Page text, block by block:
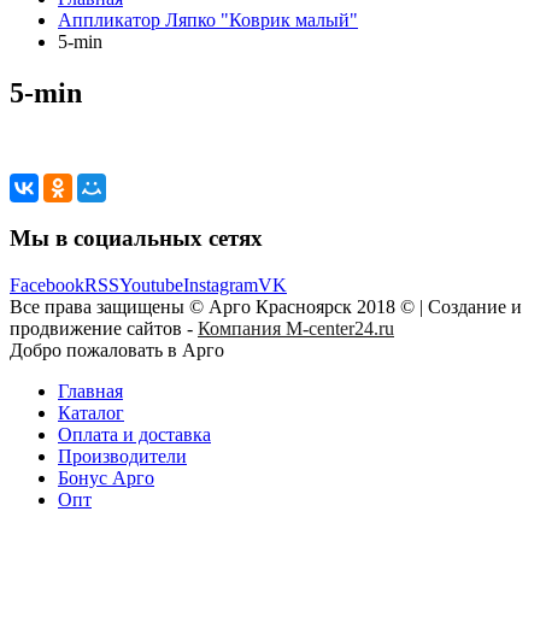
Аппликатор Ляпко "Коврик малый"
5-min
5-min
Мы в социальных сетях
FacebookRSSYoutubeInstagramVK
Все права защищены © Арго Красноярск 2018 © | Создание и
продвижение сайтов - Компания M-center24.ru
Добро пожаловать в Арго
Главная
Каталог
Оплата и доставка
Производители
Бонус Арго
Опт